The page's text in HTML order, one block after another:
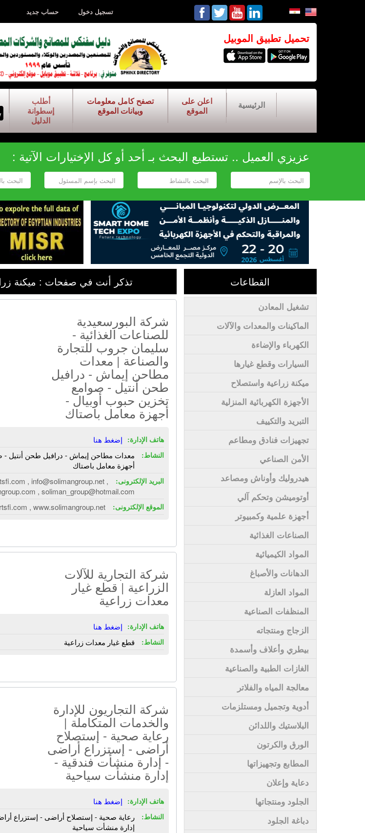
تسجيل دخول حساب جديد
تحميل تطبيق الموبيل
الرئيسية
اعلن على
الموقع
تصفح كامل معلومات
وبيانات الموقع
أطلب
إسطوانة
الدليل
عزيزي العميل .. تستطيع البحث بـ أحد أو كل الإختيارات الآتية :
القطاعات
تشغيل المعادن
الماكينات والمعدات والآلات
الكهرباء والإضاءة
السيارات وقطع غيارها
ميكنة زراعية واستصلاح
الأجهزة الكهربائية المنزلية
التبريد والتكييف
تجهيزات فنادق ومطاعم
الأمن الصناعي
هيدروليك وأوناش ومصاعد
أوتوميشن وتحكم آلي
أجهزة علمية وكمبيوتر
الصناعات الغذائية
المواد الكيميائية
الدهانات والأصباغ
المواد العازلة
المنظفات الصناعية
الزجاج ومنتجاته
بيطري وأعلاف وأسمدة
الغازات الطبية والصناعية
معالجة المياه والفلاتر
أدوية وتجميل ومستلزمات
البلاستيك واللدائن
الورق والكرتون
المطابع وتجهيزاتها
دعاية وإعلان
الجلود ومنتجاتها
دباغة الجلود
تذكر أنت في صفحات : ميكنة
شركة البورسعيدية
للصناعات الغذائية -
سليمان جروب للتجارة
والصناعة | معدات
مطاحن إيماش - درافيل
طحن أنتيل - صوامع
تخزين حبوب أوبيال -
أجهزة معامل باصتاك
هاتف الإدارة: إضغط هنا
النشاط:
معدات مطاحن إيماش - درافيل طحن أنتيل -
أجهزة معامل باصتاك
البريد الإلكترونى:
, info@solimangroup.net ,
, soliman_group@hotmail.com
الموقع الإلكترونى: , www.solimangroup.net
شركة التجارية للآلات
الزراعية | قطع غيار
معدات زراعية
هاتف الإدارة: إضغط هنا
النشاط: قطع غيار معدات زراعية
شركة التجاريون للإدارة
والخدمات المتكاملة |
رعاية صحية - إستصلاح
أراضى - إستزراع أراضى
- إدارة منشأت فندقية -
إدارة منشأت سياحية
هاتف الإدارة: إضغط هنا
النشاط:
رعاية صحية - إستصلاح أراضى - إستزراع
إدارة منشأت سياحية